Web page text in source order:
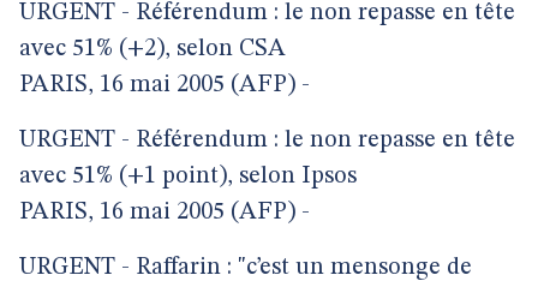
URGENT - Référendum : le non repasse en tête
avec 51% (+2), selon CSA
PARIS, 16 mai 2005 (AFP) -
URGENT - Référendum : le non repasse en tête
avec 51% (+1 point), selon Ipsos
PARIS, 16 mai 2005 (AFP) -
URGENT - Raffarin : "c’est un mensonge de